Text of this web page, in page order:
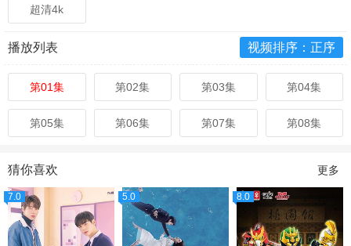
超清4k
播放列表 视频排序：正序
第01集 第02集 第03集 第04集
第05集 第06集 第07集 第08集
猜你喜欢 更多
7.0 5.0 8.0